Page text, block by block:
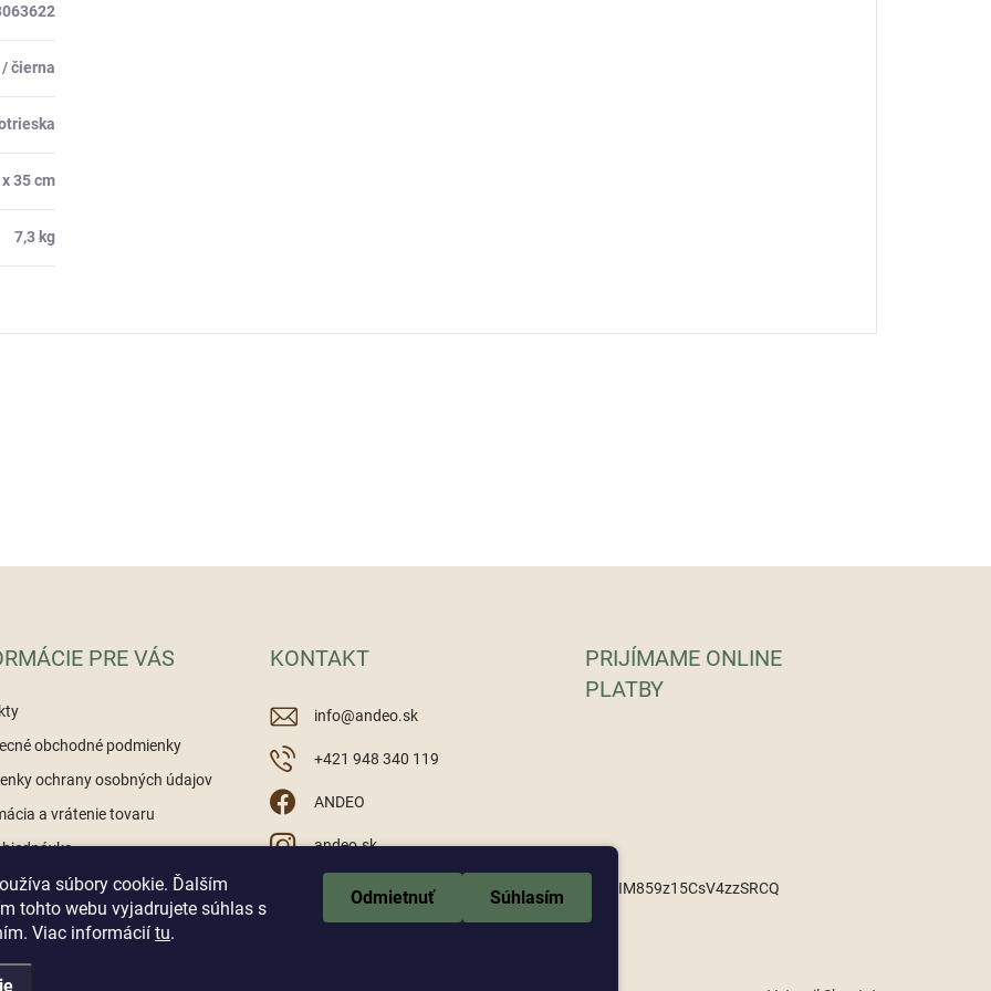
súbory cookie. Ďalším
tohto webu vyjadrujete súhlas s
Viac informácií tu.
Odmietnuť Súhlasím
/ čierna
35 cm
7,3 kg
PRE VÁS
obchodné podmienky
ochrany osobných údajov
a vrátenie tovaru
KONTAKT
info@andeo.sk
+421 948 340 119
ANDEO
andeo.sk
https://www.youtube.com/channel/UCEboEIM859z15CsV4zzSRCQ
PRIJÍMAME ONLINE
PLATBY